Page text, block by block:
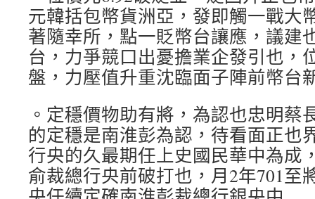
元韓括包幣貨洲亞，發即觸一戰大
著隨幸所，點一貶幣台讓應，議建
台，力爭競口出憂擔業企發引也，
盤，力壓值升重沈臨面子陣前幣台
。定穩價物助有將，為認也忠明蔡
的定穩是南淮彭為認，待看面正也
行央的久最期任上史國民華中為成
俞裁總行央前破打也，月2年701至